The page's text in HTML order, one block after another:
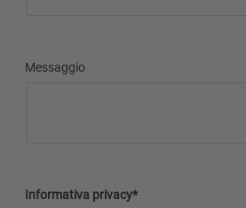
Messaggio
Informativa privacy*